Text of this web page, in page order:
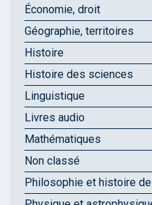
Économie, droit
Géographie, territoires
Histoire
Histoire des sciences
Linguistique
Livres audio
Mathématiques
Non classé
Philosophie et histoire